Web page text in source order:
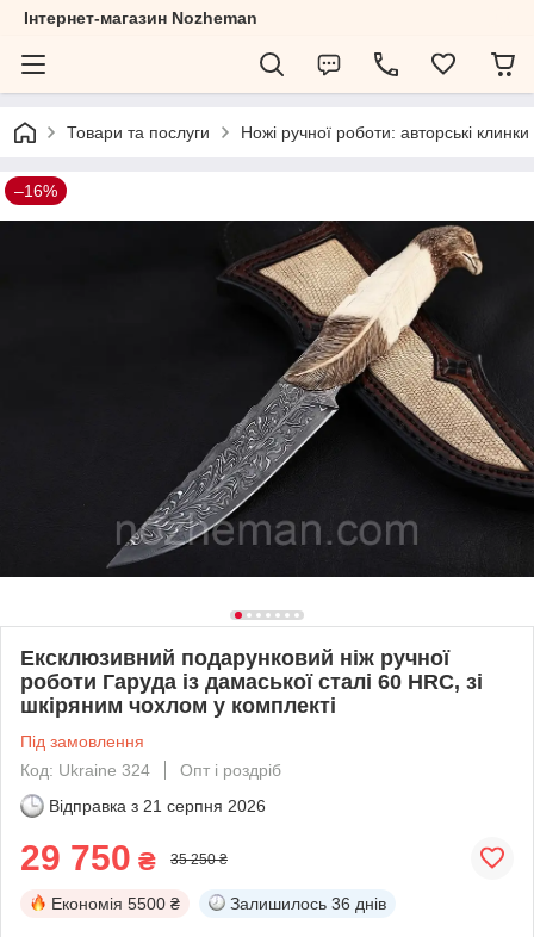
Інтернет-магазин Nozheman
Товари та послуги Ножі ручної роботи: авторські
–16%
Ексклюзивний подарунковий ніж ручної
роботи Гаруда із дамаської сталі 60 HRC, зі
шкіряним чохлом у комплекті
Під замовлення
Код: Ukraine 324
Опт і роздріб
Відправка з 21 серпня 2026
29 750 ₴ 35 250 ₴
Економія 5500 ₴ Залишилось 36 днів